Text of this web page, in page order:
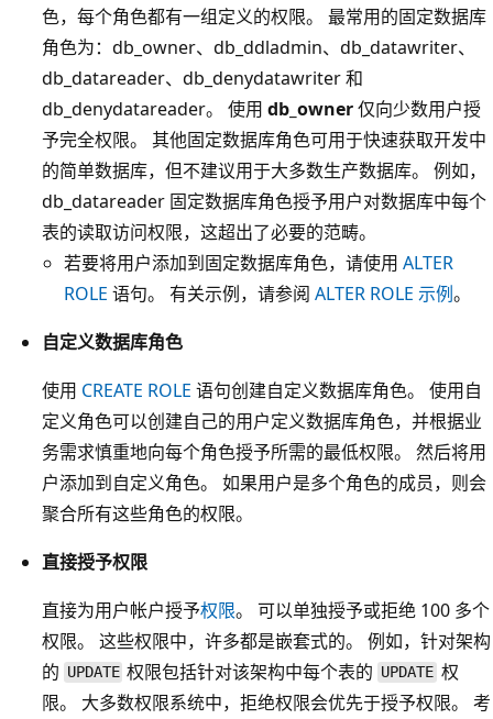
色，每个角色都有一组定义的权限。 最常用的固定数据库
角色为：db_owner、db_ddladmin、db_datawriter、
db_datareader、db_denydatawriter 和
db_denydatareader。 使用 db_owner仅向少数用户授
予完全权限。 其他固定数据库角色可用于快速获取开发中
的简单数据库，但不建议用于大多数生产数据库。 例如，
db_datareader 固定数据库角色授予用户对数据库中每个
表的读取访问权限，这超出了必要的范畴。
若要将用户添加到固定数据库角色，请使用 ALTER
ROLE 语句。 有关示例，请参阅 ALTER ROLE 示例。
自定义数据库角色
使用 CREATE ROLE 语句创建自定义数据库角色。 使用自
定义角色可以创建自己的用户定义数据库角色，并根据业
务需求慎重地向每个角色授予所需的最低权限。 然后将用
户添加到自定义角色。 如果用户是多个角色的成员，则会
聚合所有这些角色的权限。
直接授予权限
直接为用户帐户授予权限。 可以单独授予或拒绝 100 多个
权限。 这些权限中，许多都是嵌套式的。 例如，针对架构
的 UPDATE 权限包括针对该架构中每个表的 UPDATE 权
限。 大多数权限系统中，拒绝权限会优先于授予权限。 考